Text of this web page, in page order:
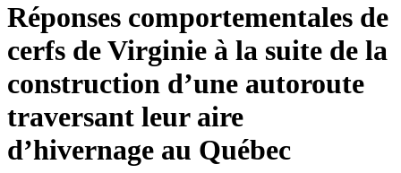
Réponses comportementales de
cerfs de Virginie à la suite de la
construction d’une autoroute
traversant leur aire
d’hivernage au Québec